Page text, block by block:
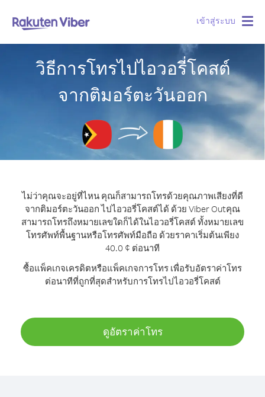
เข้าสู่ระบบ
วิธีการโทรไปไอวอรี่โคสต์
จากติมอร์ตะวันออก
ไม่ว่าคุณจะอยู่ที่ไหน คุณก็สามารถโทรด้วยคุณภาพเสียงที่ดี
จากติมอร์ตะวันออก ไปไอวอรี่โคสต์ได้ ด้วย Viber Outคุณ
สามารถโทรถึงหมายเลขใดก็ได้ในไอวอรี่โคสต์ ทั้งหมายเลข
โทรศัพท์พื้นฐานหรือโทรศัพท์มือถือ ด้วยราคาเริ่มต้นเพียง
40.0 ¢ ต่อนาที
ซื้อแพ็คเกจเครดิตหรือแพ็คเกจการโทร เพื่อรับอัตราค่าโทร
ต่อนาทีที่ถูกที่สุดสำหรับการโทรไปไอวอรี่โคสต์
ดูอัตราค่าโทร